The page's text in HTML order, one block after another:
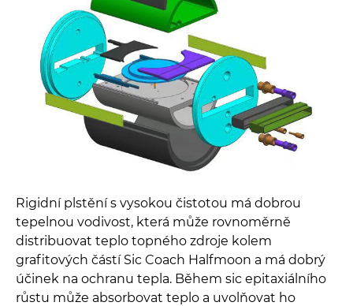
Rigidní plstění s vysokou čistotou má dobrou
tepelnou vodivost, která může rovnoměrně
distribuovat teplo topného zdroje kolem
grafitových částí Sic Coach Halfmoon a má dobrý
účinek na ochranu tepla. Během sic epitaxiálního
růstu může absorbovat teplo a uvolňovat ho